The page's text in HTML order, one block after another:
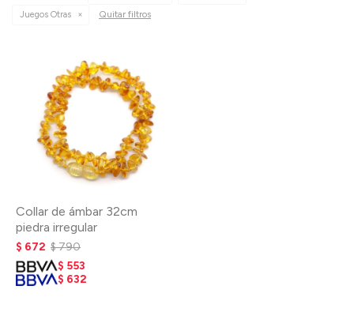
Juegos Otras
Quitar filtros
Collar de ámbar 32cm
piedra irregular
$ 672 $790
$ 553
$ 632